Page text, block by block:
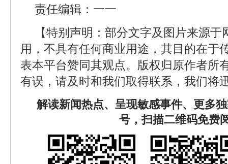
责任编辑：一一
【特别声明：部分文字及图片来源
用，不具有任何商业用途，其目的在于
表本平台赞同其观点。版权归原作者所
有误，请及时和我们取得联系，我们将
解读新闻热点、呈现敏感事件、更多
号，扫描二维码免费